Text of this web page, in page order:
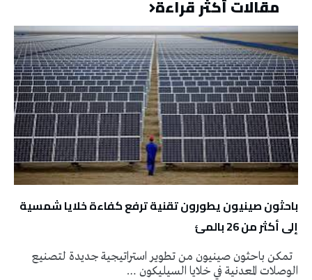
مقالات أكثر قراءة
باحثون صينيون يطورون تقنية ترفع كفاءة خلايا شمسية
إلى أكثر من 26 بالمئ
تمكن باحثون صينيون من تطوير استراتيجية جديدة لتصنيع
الوصلات المعدنية في خلايا السيليكون …